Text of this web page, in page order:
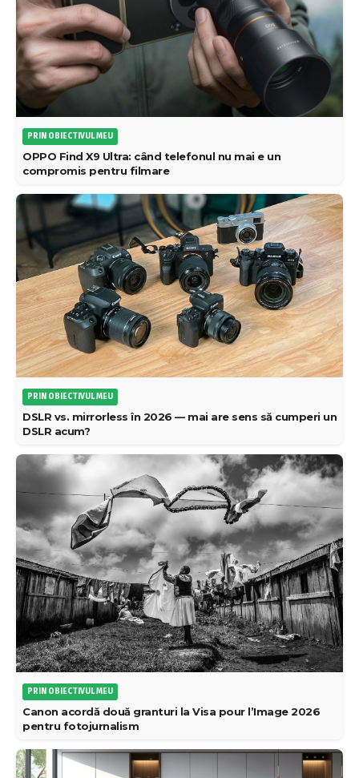
PRIN OBIECTIVUL MEU
OPPO Find X9 Ultra: când telefonul nu mai e un
compromis pentru filmare
PRIN OBIECTIVUL MEU
DSLR vs. mirrorless în 2026 — mai are sens să cumperi un
DSLR acum?
PRIN OBIECTIVUL MEU
Canon acordă două granturi la Visa pour l’Image 2026
pentru fotojurnalism